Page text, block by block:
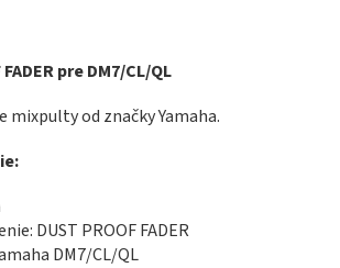
pre DM7/CL/QL
mixpulty od značky Yamaha.
DUST PROOF FADER
DM7/CL/QL